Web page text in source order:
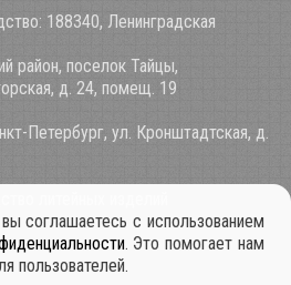
188340, Ленинградская
район, поселок Тайцы,
д. 24, помещ. 19
Петербург, ул. Кронштадтская, д.
соглашаетесь с использованием
. Это помогает нам
пользователей.